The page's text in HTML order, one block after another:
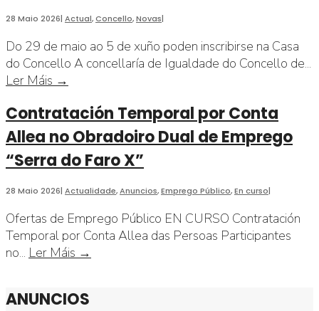
28 Maio 2026| Actual,Concello,Novas|
Do 29 de maio ao 5 de xuño poden inscribirse na Casa
do Concello A concellaría de Igualdade do Concello de...
Ler Máis →
de
inscrición
no
Servizo
Contratación Temporal por Conta
Allea no Obradoiro Dual de Emprego
“Serra do Faro X”
28 Maio 2026| Actualidade,Anuncios,Emprego Público,En curso|
Ofertas de Emprego Público EN CURSO Contratación
Temporal por Conta Allea das Persoas Participantes
no... Ler Máis →
ANUNCIOS